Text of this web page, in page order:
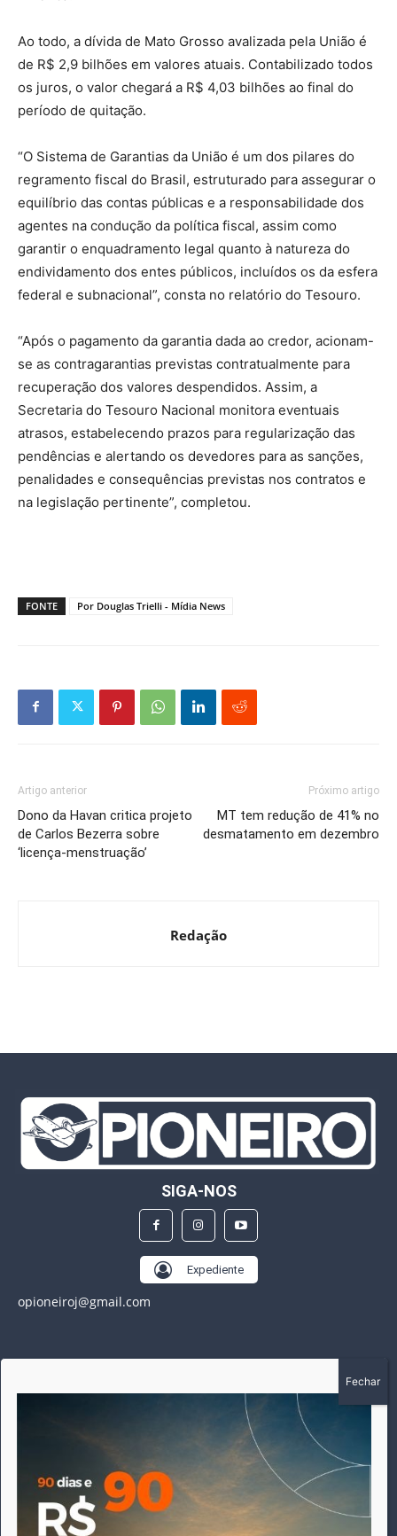
Ao todo, a dívida de Mato Grosso avalizada pela União é
de R$ 2,9 bilhões em valores atuais. Contabilizado todos
os juros, o valor chegará a R$ 4,03 bilhões ao final do
período de quitação.
“O Sistema de Garantias da União é um dos pilares do
regramento fiscal do Brasil, estruturado para assegurar o
equilíbrio das contas públicas e a responsabilidade dos
agentes na condução da política fiscal, assim como
garantir o enquadramento legal quanto à natureza do
endividamento dos entes públicos, incluídos os da esfera
federal e subnacional”, consta no relatório do Tesouro.
“Após o pagamento da garantia dada ao credor, acionam-
se as contragarantias previstas contratualmente para
recuperação dos valores despendidos. Assim, a
Secretaria do Tesouro Nacional monitora eventuais
atrasos, estabelecendo prazos para regularização das
pendências e alertando os devedores para as sanções,
penalidades e consequências previstas nos contratos e
na legislação pertinente”, completou.
FONTE Por Douglas Trielli - Mídia News
Artigo anterior
Dono da Havan critica projeto
de Carlos Bezerra sobre
‘licença-menstruação’
Próximo artigo
MT tem redução de 41% no
desmatamento em dezembro
Redação
SIGA-NOS
Expediente
opioneiroj@gmail.com
A história do Pioneiro inicia em fevereiro de 2005 em
Canarana - MT, na época, como um jornal impresso
semanal, que chegou a possuir mil assinantes. Durante 15
anos, foram publicadas 691 edições que narraram os
acontecimentos políticos, policiais e cotidianos de Canarana
e região. Fiel a sua origem, pautado sempre pela busca
incessante da imparcialidade, faz jus a sua logo, com o